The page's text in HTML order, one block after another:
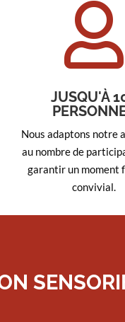

JUSQU'À
Nous adaptons notre
au nombre de
garantir un moment
convivial.